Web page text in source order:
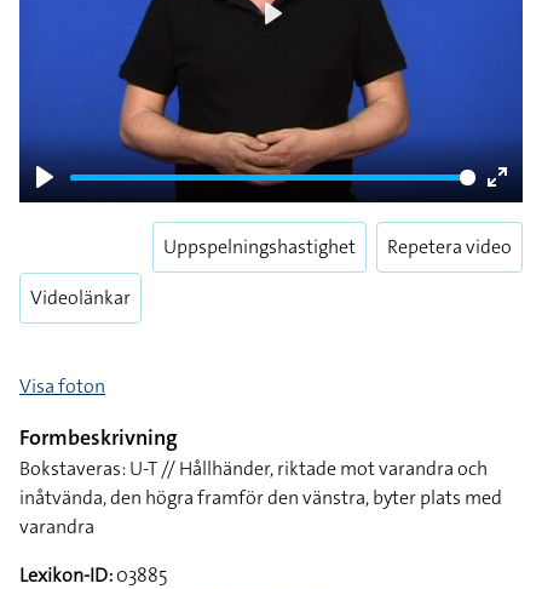
Play
Enter
Videolänkar
Uppspelningshastighet Repetera video
Visa foton
Formbeskrivning
Bokstaveras: U-T // Hållhänder, riktade mot varandra och
inåtvända, den högra framför den vänstra, byter plats med
varandra
Lexikon-ID:03885